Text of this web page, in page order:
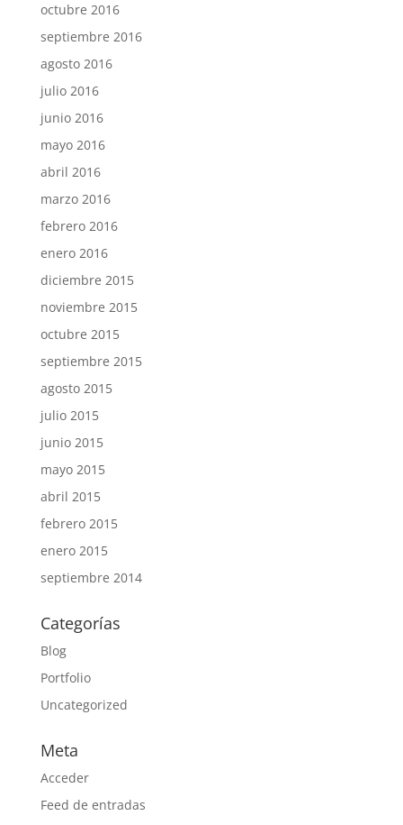
octubre 2016
septiembre 2016
agosto 2016
julio 2016
junio 2016
mayo 2016
abril 2016
marzo 2016
febrero 2016
enero 2016
diciembre 2015
noviembre 2015
octubre 2015
septiembre 2015
agosto 2015
julio 2015
junio 2015
mayo 2015
abril 2015
febrero 2015
enero 2015
septiembre 2014
Categorías
Blog
Portfolio
Uncategorized
Meta
Acceder
Feed de entradas